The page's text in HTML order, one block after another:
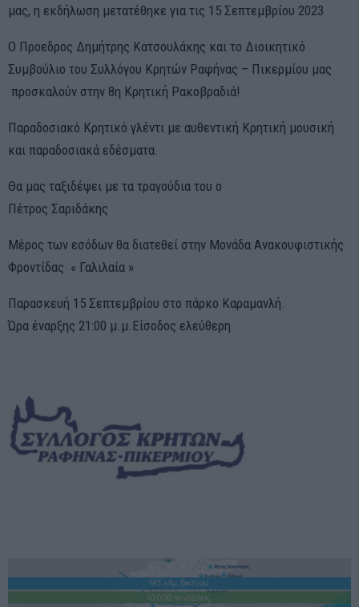
μας, η εκδήλωση μετατέθηκε για τις 15 Σεπτεμβρίου 2023
Ο Προεδρος Δημήτρης Κατσουλάκης και το Διοικητικό
Συμβούλιο του Συλλόγου Κρητών Ραφήνας – Πικερμίου μας
προσκαλούν στην 8η Κρητική Ρακοβραδιά!
Παραδοσιακό Κρητικό γλέντι με αυθεντική Κρητική μουσική
και παραδοσιακά εδέσματα.
Θα μας ταξιδέψει με τα τραγούδια του ο
Πέτρος Σαριδάκης
Μέρος των εσόδων θα διατεθεί στην Μονάδα Ανακουφιστικής
Φροντίδας « Γαλιλαία »
Παρασκευή 15 Σεπτεμβρίου στο πάρκο Καραμανλή.
Ώρα έναρξης 21:00 μ.μ.Είσοδος ελεύθερη